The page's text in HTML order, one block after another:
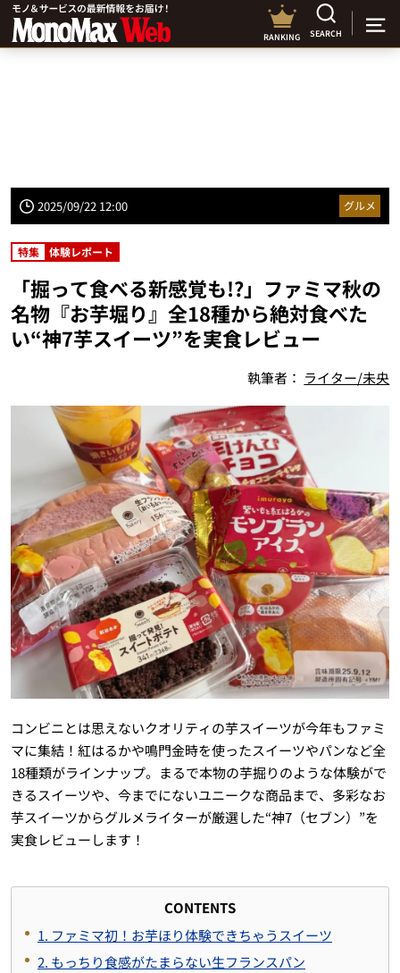
RANKING SEARCH
2025/09/22 12:00 グルメ
特集 体験レポート
「掘って食べる新感覚も!?」ファミマ秋の
名物『お芋堀り』全18種から絶対食べた
い“神7芋スイーツ”を実食レビュー
執筆者： ライター/未央
コンビニとは思えないクオリティの芋スイーツが今年もファミ
マに集結！紅はるかや鳴門金時を使ったスイーツやパンなど全
18種類がラインナップ。まるで本物の芋掘りのような体験がで
きるスイーツや、今までにないユニークな商品まで、多彩なお
芋スイーツからグルメライターが厳選した“神7（セブン）”を
実食レビューします！
CONTENTS
1. ファミマ初！お芋ほり体験できちゃうスイーツ
2. もっちり食感がたまらない生フランスパン